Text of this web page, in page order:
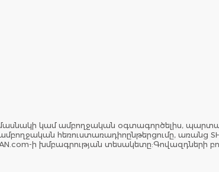
կամ ամբողջական օգտագործելիս,
հեռուստառադիոընթերցումը, առանց
ի խմբագրության տեսակետը:Գովազդների